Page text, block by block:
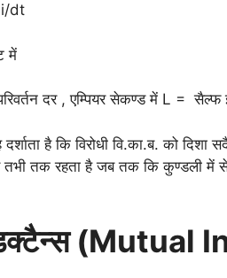
में
दर , एम्पियर सेकण्ड में L = सैल्फ
है कि विरोधी वि.का.ब. को दिशा
तभी तक रहता है जब तक कि कुण्डली में से
(Mutual